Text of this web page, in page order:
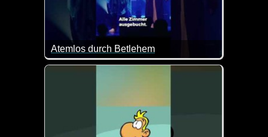
Atemlos durch Betlehem
Wenn dieser Song nicht lustig ist. Klasse Text :-)